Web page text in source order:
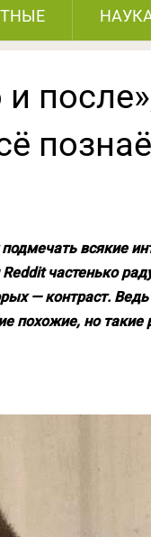
всякие
частенько
— контраст. Ведь
похожие, но такие